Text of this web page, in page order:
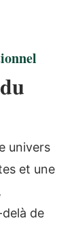
univers
et une
de